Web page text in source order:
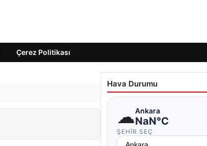
Çerez Politikası
Hava Durumu
☁Ankara
NaN°C
ŞEHIR SEÇ